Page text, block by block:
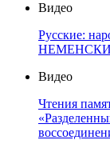
Видео
Русские:
НЕМЕНСКИЙ
Видео
Чтения